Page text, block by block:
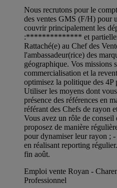
Nous recrutons pour le
des ventes GMS (F/H) pour
couvrir principalement les
:************** et
Rattaché(e) au Chef des
l'ambassadeur(rice) des
géographique. Vos missions
commercialisation et la
optimisez la politique des 4P
Utiliser les moyens dont
présence des références en
référant des Chefs de rayon
Vous avez un rôle de conseil
proposez de manière
pour dynamiser leur rayon ;
en réalisant reporting
fin août.
Emploi vente Royan -
Professionnel